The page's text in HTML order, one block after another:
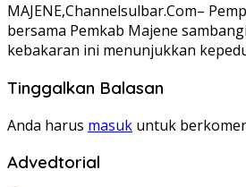
MAJENE,Channelsulbar.Com–
bersama Pemkab Majene
kebakaran ini menunjukkan
Tinggalkan Balasan
Anda harus masuk untuk
Advedtorial